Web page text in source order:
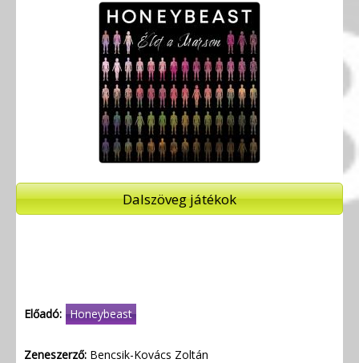
Dalszöveg játékok
Előadó: Honeybeast
Zeneszerző: Bencsik-Kovács Zoltán